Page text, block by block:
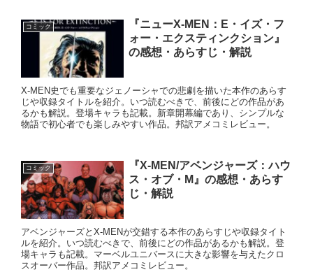
コミック
『ニューX-MEN：E・イズ・フ
ォー・エクスティンクション』
の感想・あらすじ・解説
X-MEN史でも重要なジェノーシャでの悲劇を描いた本作のあらす
じや収録タイトルを紹介。いつ読むべきで、前後にどの作品があ
るかも解説。登場キャラも記載。新章開幕編であり、シンプルな
物語で初心者でも楽しみやすい作品。邦訳アメコミレビュー。
コミック
『X-MEN/アベンジャーズ：ハウ
ス・オブ・M』の感想・あらす
じ・解説
アベンジャーズとX-MENが交錯する本作のあらすじや収録タイト
ルを紹介。いつ読むべきで、前後にどの作品があるかも解説。登
場キャラも記載。マーベルユニバースに大きな影響を与えたクロ
スオーバー作品。邦訳アメコミレビュー。